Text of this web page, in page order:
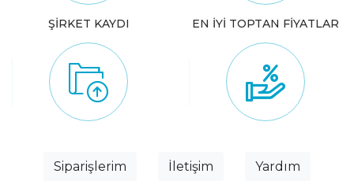
ŞİRKET KAYDI EN İYİ TOPTAN FİYATLAR
Siparişlerim İletişim Yardım